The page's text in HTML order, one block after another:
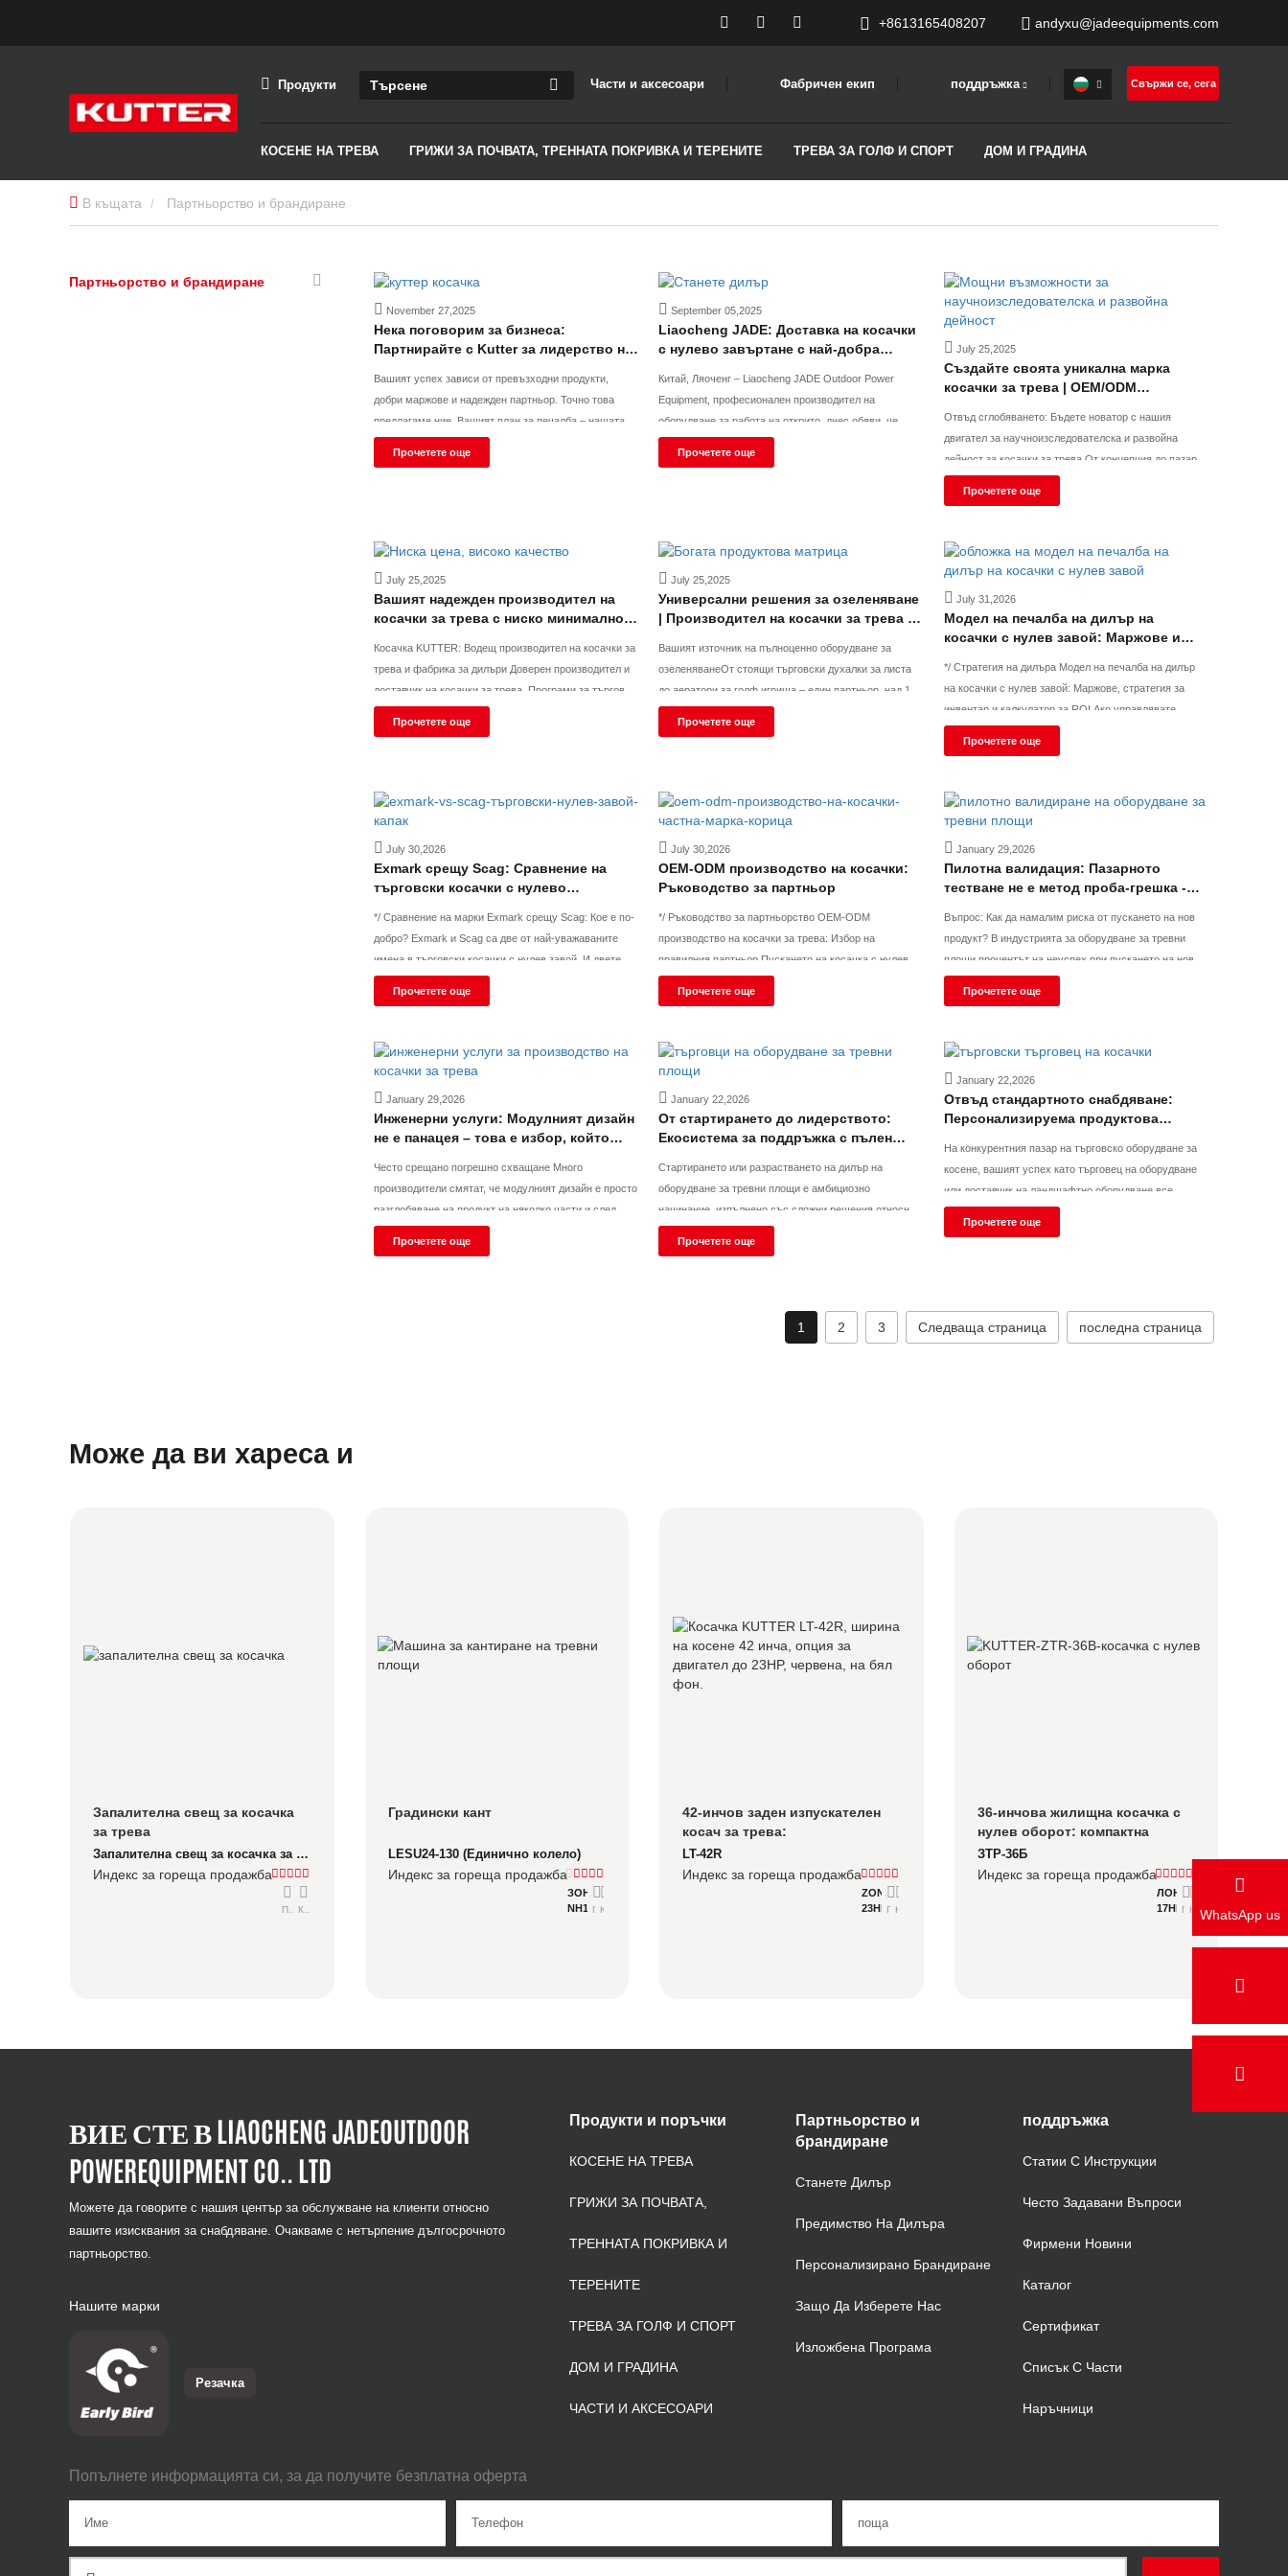
+8613165408207 andyxu@jadeequipments.com
Продукти Части и аксесоари Фабричен екип поддръжка
КОСЕНЕ НА ТРЕВА ГРИЖИ ЗА ПОЧВАТА, ТРЕННАТА ПОКРИВКА И ТЕРЕНИТЕ ТРЕВА ЗА ГОЛФ И СПОРТ ДОМ И ГРАДИНА
Свържи се, сега
В къщата Партньорство и брандиране
Партньорство и брандиране
November 27,2025
Нека поговорим за бизнеса:
Партнирайте с Kutter за лидерство на
Вашият успех зависи от превъзходни продукти,
добри маржове и надежден партньор. Точно това
предлагаме ние. Вашият план за печалба – нашата
съвместна стойност „Не става въпрос само за
Прочетете още
September 05,2025
Liaocheng JADE: Доставка на косачки
с нулево завъртане с най-добра
производствена линия, осигуряващи
най-бърза доставка и превъзходно
качество
Китай, Ляоченг – Liaocheng JADE Outdoor Power
Equipment, професионален производител на
оборудване за работа на открито, днес обяви, че
пълната му продуктова линия е получилаCE, EPA и
Прочетете още
July 25,2025
Създайте своята уникална марка
косачки за трева | OEM/ODM
Отвъд сглобяването: Бъдете новатор с нашия
двигател за научноизследователска и развойна
дейност за косачки за трева От концепция до пазар -
Пълна персонализация и брандиране за дилъри на
производител на
Прочетете още
July 25,2025
Вашият надежден производител на
косачки за трева с ниско минимално
производство за дилъри
Косачка KUTTER: Водещ производител на косачки за
трева и фабрика за дилъри Доверен производител и
доставчик на косачки за трева. Програми за търговия
на едро с ниски MOQ (2 броя), OEM услуги за частна
Прочетете още
July 25,2025
Универсални решения за озеленяване
| Производител на косачки за трева с
площи
Вашият източник на пълноценно оборудване за
озеленяванеОт стоящи търговски духалки за листа
до аератори за голф игрища – един партньор, над 100
артикула Жонглирате с множество доставчици за
Прочетете още
July 31,2026
Модел на печалба на дилър на
косачки с нулев завой: Маржове и
*/ Стратегия на дилъра Модел на печалба на дилър
на косачки с нулев завой: Маржове, стратегия за
инвентар и калкулатор за ROI Ако управлявате
модел на печалба на дилър на косачки с нулев завой
Прочетете още
July 30,2026
Exmark срещу Scag: Сравнение на
търговски косачки с нулево
*/ Сравнение на марки Exmark срещу Scag: Кое е по-
добро? Exmark и Scag са две от най-уважаваните
имена в търговски косачки с нулев завой. И двете
марки са произведени в САЩ, и двете са насочени
Прочетете още
July 30,2026
OEM-ODM производство на косачки:
Ръководство за партньор
*/ Ръководство за партньорство OEM-ODM
производство на косачки за трева: Избор на
правилния партньор Пускането на косачка с нулев
завой под частна марка или изграждането на
Вие не
Прочетете още
January 29,2026
Пилотна валидация: Пазарното
тестване не е метод проба-грешка -
малки пари за големи печалби
Въпрос: Как да намалим риска от пускането на нов
продукт? В индустрията за оборудване за тревни
площи процентът на неуспех при пускането на нови
продукти достига 60%. Как да се намали този риск?
Прочетете още
January 29,2026
Инженерни услуги: Модулният дизайн
не е панацея – това е избор, който
Често срещано погрешно схващане Много
производители смятат, че модулният дизайн е просто
разглобяване на продукт на няколко части и след
това сглобяването му отново. Това е най-голямото
Прочетете още
January 22,2026
От стартирането до лидерството:
Екосистема за поддръжка с пълен
оборудване за тревни площи
Стартирането или разрастването на дилър на
оборудване за тревни площи е амбициозно
начинание, изпълнено със сложни решения относно
капитал, инвентар, екип и пазар. В Kutter твърдо
Прочетете още
January 22,2026
Отвъд стандартното снабдяване:
Персонализируема продуктова
оборудване
На конкурентния пазар на търговско оборудване за
косене, вашият успех като търговец на оборудване
или доставчик на ландшафтно оборудване все
повече зависи от способността да предлагате
Прочетете още
1 2 3 Следваща страница последна страница
Може да ви хареса и
Запалителна свещ за косачка
за трева
Запалителна свещ за косачка за трева
Индекс за гореща продажба
Подробно
Градински кант
LESU24-130 (Единично колело)
Индекс за гореща продажба
ЗОНСЕН
NH130 Подробно
42-инчов заден изпускателен
косач за трева:
Професионално чисто косене
за поддръжка на ландшафт
LT-42R
Индекс за гореща продажба
ZONSEN XP680-2
23HP
Подробно
36-инчова жилищна косачка с
нулев оборот: компактна
мощност за имоти под 2 акра
ЗТР-36Б
Индекс за гореща продажба
ЛОНЧИН
17HP
Подробно Консултирайте се
ВИЕ СТЕ В LIAOCHENG JADEOUTDOOR
POWEREQUIPMENT CO.. LTD
Можете да говорите с нашия център за обслужване на клиенти относно
вашите изисквания за снабдяване. Очакваме с нетърпение дългосрочното
партньорство.
Нашите марки
Резачка
Продукти и поръчки
КОСЕНЕ НА ТРЕВА
ГРИЖИ ЗА ПОЧВАТА,
ТРЕННАТА ПОКРИВКА И
ТЕРЕНИТЕ
ТРЕВА ЗА ГОЛФ И СПОРТ
ДОМ И ГРАДИНА
ЧАСТИ И АКСЕСОАРИ
Партньорство и
брандиране
Станете Дилър
Предимство На Дилъра
Персонализирано Брандиране
Защо Да Изберете Нас
Изложбена Програма
поддръжка
Статии С Инструкции
Често Задавани Въпроси
Фирмени Новини
Каталог
Сертификат
Списък С Части
Наръчници
Попълнете информацията си, за да получите безплатна оферта
WhatsApp us